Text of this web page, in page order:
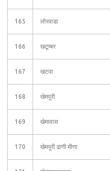
165 लोरवाडा
166 खटूम्बर
167 खटवा
168 खेमपुरी
169 खेमावास
170 खेमपुरी ढाणी मीणा